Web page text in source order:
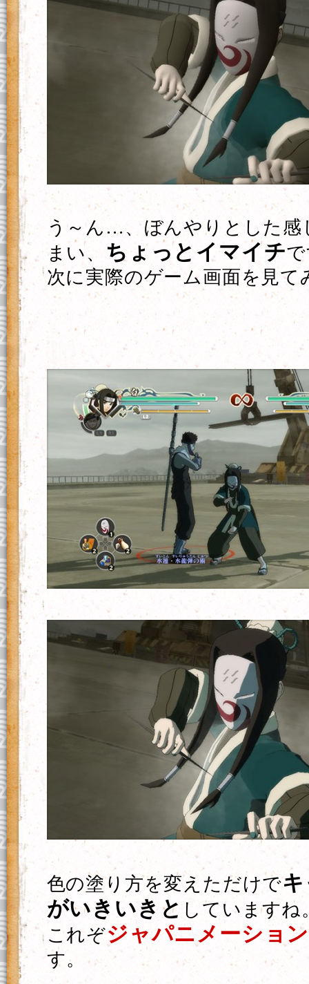
う～ん…、ぼんやりとした感
まい、
ちょっとイマイチ
次に実際のゲーム画面を見て
色の塗り方を変えただけで
がいきいきと していますね
これぞジャパニメーション
す。